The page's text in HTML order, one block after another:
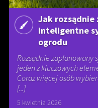
Jak rozsądnie
inteligentne
ogrodu
Rozsądnie zaplanowany
jeden z kluczowych
Coraz więcej osób
[...]
5 kwietnia 2026